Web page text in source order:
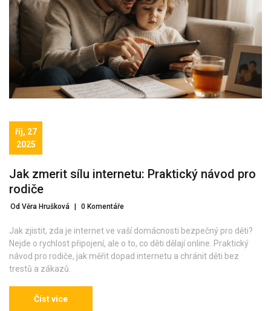
říj, 27
2025
Jak zmerit sílu internetu: Praktický návod pro
rodiče
Od Věra Hrušková 0 Komentáře
Jak zjistit, zda je internet ve vaší domácnosti bezpečný pro děti?
Nejde o rychlost připojení, ale o to, co děti dělají online. Praktický
návod pro rodiče, jak měřit dopad internetu a chránit děti bez
trestů a zákazů.
Číst více